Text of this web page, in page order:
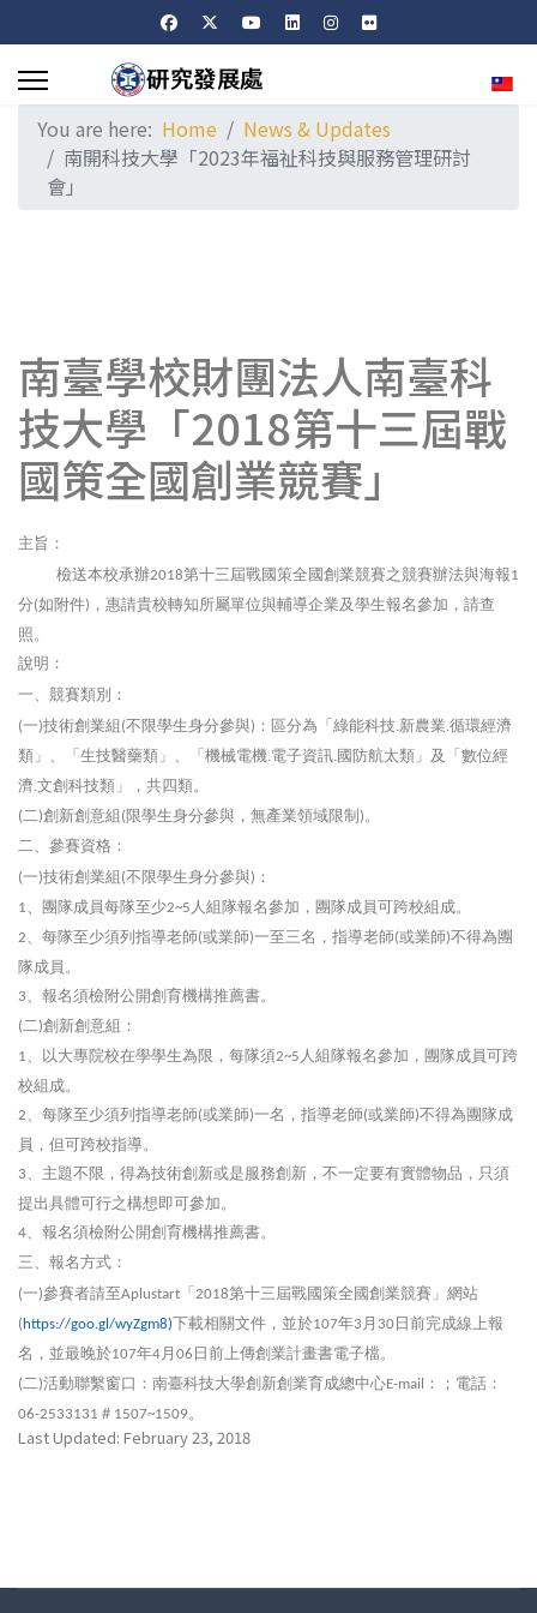
You are here: Home
News & Updates
南開科技大學「2023年福祉科技與服務管理研討
會」
南臺學校財團法人南臺科
技大學「2018第十三屆戰
國策全國創業競賽」
主旨：
檢送本校承辦2018第十三屆戰國策全國創業競賽之競賽辦法與海報1
分(如附件) ，惠請貴校轉知所屬單位與輔導企業及學生報名參加，請查
照。
說明：
一、競賽類別：
(一)技術創業組 (不限學生身分參與) ：區分為「綠能科技.新農業.循環經濟
類」、「生技醫藥類」、「機械電機.電子資訊.國防航太類」及「數位經
濟.文創科技類」，共四類。
(二)創新創意組 (限學生身分參與，無產業領域限制 )。
二、參賽資格：
(一)技術創業組 (不限學生身分參與) ：
1、團隊成員每隊至少2~5 人組隊報名參加，團隊成員可跨校組成。
2、每隊至少須列指導老師(或業師)一至三名，指導老師(或業師)不得為團
隊成員。
3、報名須檢附公開創育機構推薦書。
(二)創新創意組：
1、以大專院校在學學生為限，每隊須2~5 人組隊報名參加，團隊成員可跨
校組成。
2、每隊至少須列指導老師(或業師)一名，指導老師(或業師)不得為團隊成
員，但可跨校指導。
3、主題不限，得為技術創新或是服務創新，不一定要有實體物品，只須
提出具體可行之構想即可參加。
4、報名須檢附公開創育機構推薦書。
三、報名方式：
(一)參賽者請至Aplustart 「 2018第十三屆戰國策全國創業競賽」網站
( https://goo.gl/wyZgm8)下載相關文件，並於107年3 月 30 日前完成線上報
名，並最晚於107年4月 06 日前上傳創業計畫書電子檔。
(二)活動聯繫窗口：南臺科技大學創新創業育成總中心E-mail ： ；電話：
06-2533131 ＃ 1507~1509。
Last Updated: February 23, 2018